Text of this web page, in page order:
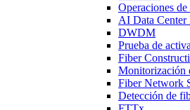
Operaciones
AI Data
DWDM
Prueba de
Fiber
Monitorización
Fiber Network
Detección de